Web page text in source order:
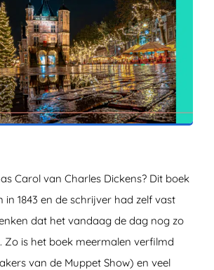
ZOEKEN
Carol van Charles Dickens? Dit boek
in 1843 en de schrijver had zelf vast
dat het vandaag de dag nog zo
Zo is het boek meermalen verfilmd
van de Muppet Show) en veel